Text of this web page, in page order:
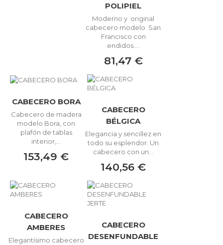
POLIPIEL
Moderno y original
cabecero modelo San
Francisco con
endidos....
81,47 €
CABECERO BORA
Cabecero de madera
modelo Bora, con
plafón de tablas
interior,...
153,49 €
CABECERO
BÉLGICA
Elegancia y sencillez en
todo su esplendor. Un
cabecero con un...
140,56 €
CABECERO
AMBERES
Elegantísimo cabecero
CABECERO
DESENFUNDABLE